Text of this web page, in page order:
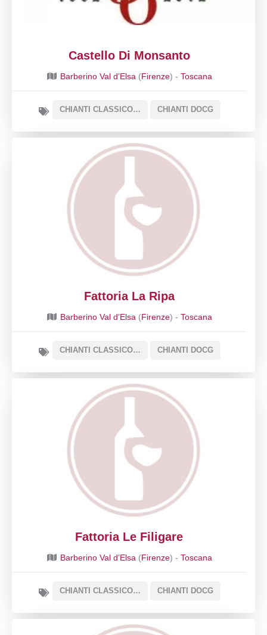
Castello Di Monsanto
Barberino Val d’Elsa (Firenze) - Toscana
CHIANTI CLASSICO DOCG CHIANTI DOCG
Fattoria La Ripa
Barberino Val d’Elsa (Firenze) - Toscana
CHIANTI CLASSICO DOCG CHIANTI DOCG
Fattoria Le Filigare
Barberino Val d’Elsa (Firenze) - Toscana
CHIANTI CLASSICO DOCG CHIANTI DOCG